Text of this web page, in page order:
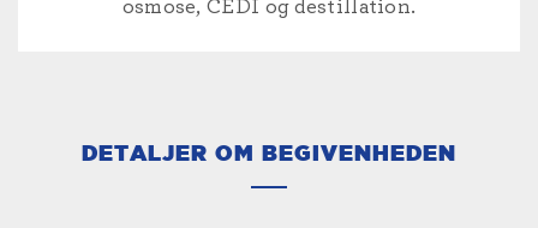
osmose, CEDI og destillation.
DETALJER OM BEGIVENHEDEN